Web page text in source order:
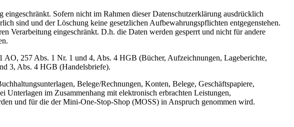
Sofern nicht im Rahmen dieser Datenschutzerklärung ausdrücklich
sind und der Löschung keine gesetzlichen Aufbewahrungspflichten entgegenstehen.
Verarbeitung eingeschränkt. D.h. die Daten werden gesperrt und nicht für andere
AO, 257 Abs. 1 Nr. 1 und 4, Abs. 4 HGB (Bücher, Aufzeichnungen, Lageberichte,
3, Abs. 4 HGB (Handelsbriefe).
Belege/Rechnungen, Konten, Belege, Geschäftspapiere,
Unterlagen im Zusammenhang mit elektronisch erbrachten Leistungen,
und für die der Mini-One-Stop-Shop (MOSS) in Anspruch genommen wird.